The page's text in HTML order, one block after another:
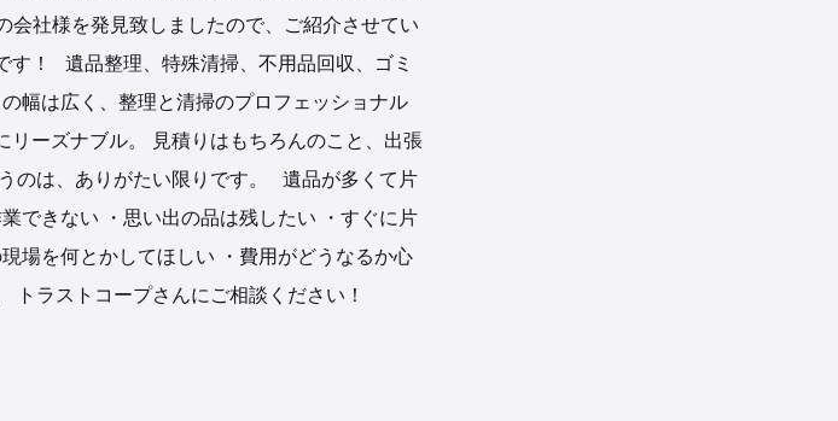
社様を発見致しましたので、ご紹介させてい
す！ 遺品整理、特殊清掃、不用品回収、ゴミ
幅は広く、整理と清掃のプロフェッショナル
ーズナブル。 見積りはもちろんのこと、出張
のは、ありがたい限りです。 遺品が多くて片
できない ・思い出の品は残したい ・すぐに片
場を何とかしてほしい ・費用がどうなるか心
ラストコープさんにご相談ください！